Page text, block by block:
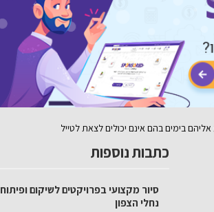
אליהם בימים בהם אינם יכולים לצאת לטייל
כתבות נוספות
סיור מקצועי בפרויקטים לשיקום ופיתוח
נחלי הצפון